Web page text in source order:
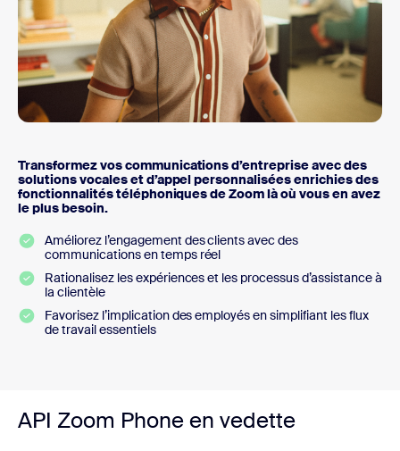
Transformez vos communications d’entreprise avec des
solutions vocales et d’appel personnalisées enrichies des
fonctionnalités téléphoniques de Zoom là où vous en avez
le plus besoin.
Améliorez l’engagement des clients avec des
communications en temps réel
Rationalisez les expériences et les processus d’assistance à
la clientèle
Favorisez l’implication des employés en simplifiant les flux
de travail essentiels
API Zoom Phone en vedette